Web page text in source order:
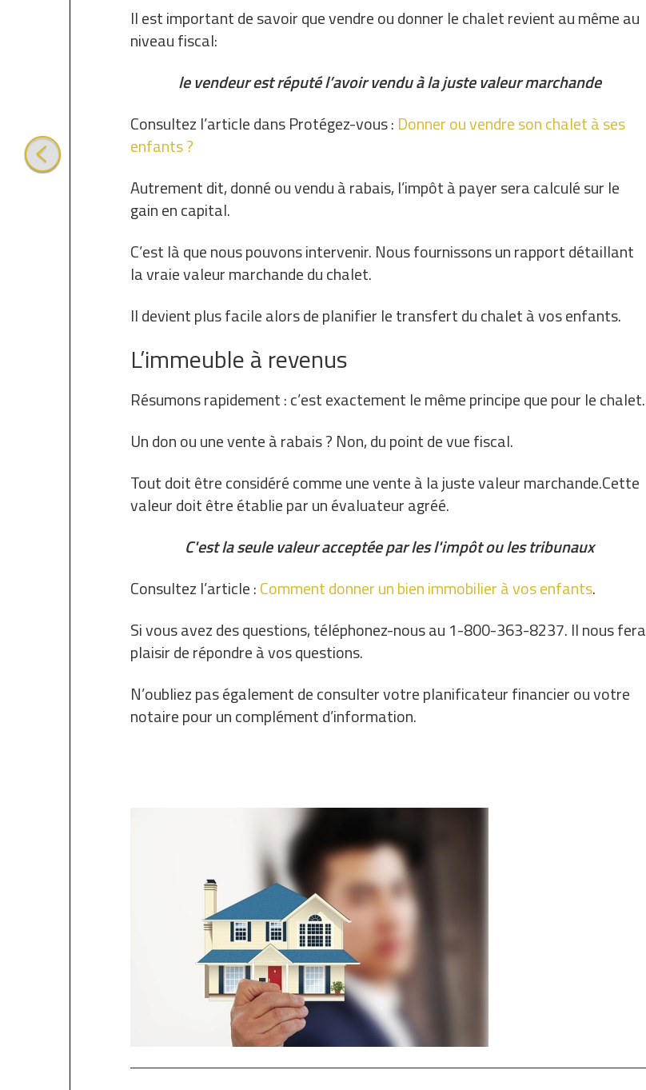
Il est important de savoir que vendre ou donner le chalet revient au même au
niveau fiscal:
le vendeur est réputé l’avoir vendu à la juste valeur marchande
Consultez l’article dans Protégez-vous : Donner ou vendre son chalet à ses
enfants ?
Autrement dit, donné ou vendu à rabais, l’impôt à payer sera calculé sur le
gain en capital.
C’est là que nous pouvons intervenir. Nous fournissons un rapport détaillant
la vraie valeur marchande du chalet.
Il devient plus facile alors de planifier le transfert du chalet à vos enfants.
L’immeuble à revenus
Résumons rapidement : c’est exactement le même principe que pour le chalet.
Un don ou une vente à rabais ? Non, du point de vue fiscal.
Tout doit être considéré comme une vente à la juste valeur marchande.Cette
valeur doit être établie par un évaluateur agréé.
C'est la seule valeur acceptée par les l'impôt ou les tribunaux
Consultez l’article :Comment donner un bien immobilier à vos enfants.
Si vous avez des questions, téléphonez-nous au 1-800-363-8237. Il nous fera
plaisir de répondre à vos questions.
N’oubliez pas également de consulter votre planificateur financier ou votre
notaire pour un complément d’information.